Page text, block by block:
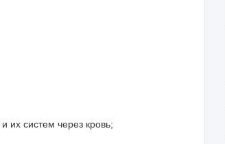
их систем через кровь;